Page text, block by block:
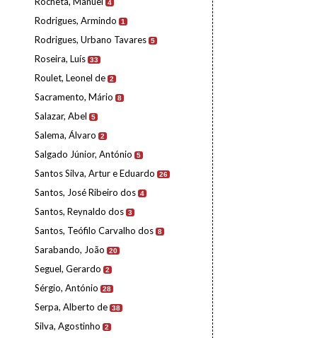
4
Rodrigues, Armindo 1
Rodrigues, Urbano Tavares 5
Roseira, Luís 33
Roulet, Leonel de 2
Sacramento, Mário 8
Salazar, Abel 5
Salema, Álvaro 2
Salgado Júnior, António 5
Santos Silva, Artur e Eduardo 26
Santos, José Ribeiro dos 4
Santos, Reynaldo dos 3
Santos, Teófilo Carvalho dos 8
Sarabando, João 20
Seguel, Gerardo 2
Sérgio, António 28
Serpa, Alberto de 38
Silva, Agostinho 2